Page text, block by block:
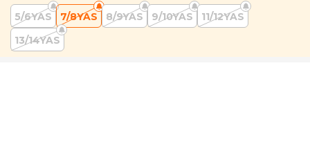
5/6YAS 7/8YAS 8/9YAS 9/10YAS
11/12YAS
13/14YAS